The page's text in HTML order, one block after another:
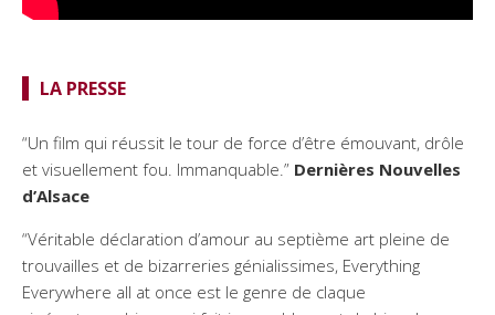
LA PRESSE
“Un film qui réussit le tour de force d’être émouvant, drôle
et visuellement fou. Immanquable.” Dernières Nouvelles
d’Alsace
“Véritable déclaration d’amour au septième art pleine de
trouvailles et de bizarreries génialissimes, Everything
Everywhere all at once est le genre de claque